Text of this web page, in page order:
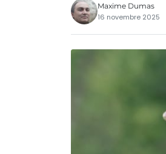
Maxime Dumas
16 novembre 2025